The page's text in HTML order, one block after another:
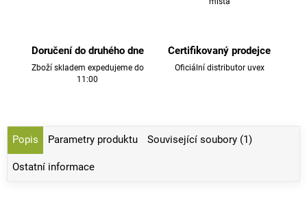
Doručení do druhého dne
Zboží skladem expedujeme do
11:00
Certifikovaný prodejce
Oficiální distributor uvex
Popis Parametry produktu Související soubory (1)
Ostatní informace